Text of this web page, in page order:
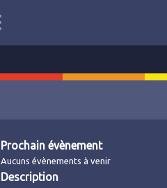
Prochain évènement
Aucuns évènements à venir
Description